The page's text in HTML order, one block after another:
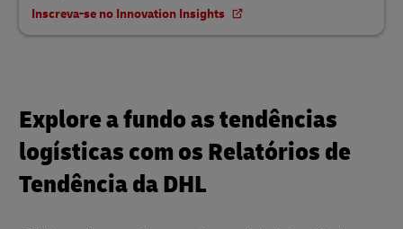
Inscreva-se no Innovation Insights
Explore a fundo as tendências
logísticas com os Relatórios de
Tendência da DHL